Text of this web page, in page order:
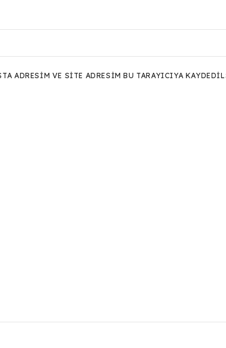
ADRESIM VE SITE ADRESIM BU TARAYICIYA